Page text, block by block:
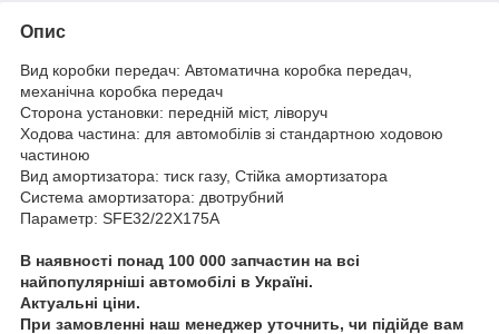
Опис
Вид коробки передач: Автоматична коробка передач,
механічна коробка передач
Сторона установки: передній міст, ліворуч
Ходова частина: для автомобілів зі стандартною ходовою
частиною
Вид амортизатора: тиск газу, Стійка амортизатора
Система амортизатора: двотрубний
Параметр: SFE32/22X175A
В наявності понад 100 000 запчастин на всі
найпопулярніші автомобілі в Україні.
Актуальні ціни.
При замовленні наш менеджер уточнить, чи підійде вам